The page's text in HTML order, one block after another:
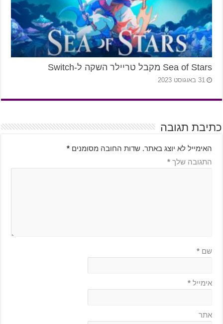
Sea of Stars מקבל טריילר השקה ל-Switch
31 באוגוסט 2023
כתיבת תגובה
האימייל לא יוצג באתר. שדות החובה מסומנים *
התגובה שלך *
שם *
אימייל *
אתר